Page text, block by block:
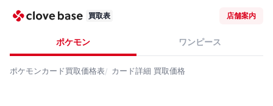
買取表 店舗案内
ポケモン ワンピース
ポケモンカード買取価格表 カード詳細 買取価格